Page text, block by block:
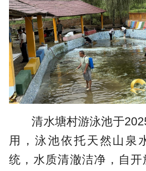
清水塘村游泳池于
用，泳池依托天然山泉
统，水质清澈洁净，自开